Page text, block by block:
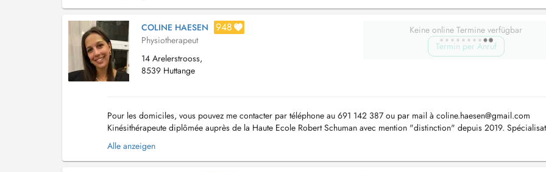
COLINE HAESEN 948
Physiotherapeut
14 Arelerstrooss,
8539 Huttange
Keine online Termine verfügbar
Termin per Anruf
Pour les domiciles, vous pouvez me contacter par téléphone au 691 142 387 ou par mail à coline.haesen@gmail.com
Kinésithérapeute diplômée auprès de la Haute Ecole Robert Schuman avec mention "distinction" depuis 2019.
*Thérapie manuelle ( formation de 2 ans) * Périnéologie ...
Alle anzeigen